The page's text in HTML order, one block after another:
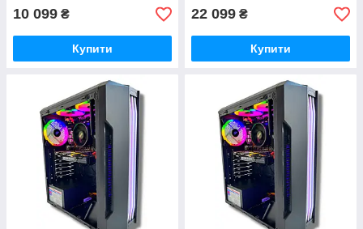
10 099 ₴
Купити
22 099 ₴
Купити